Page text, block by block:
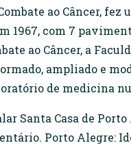
ao Câncer,
1967, com 7
ao Câncer, a
ampliado e
de medicina
Santa Casa de
Porto Alegre: